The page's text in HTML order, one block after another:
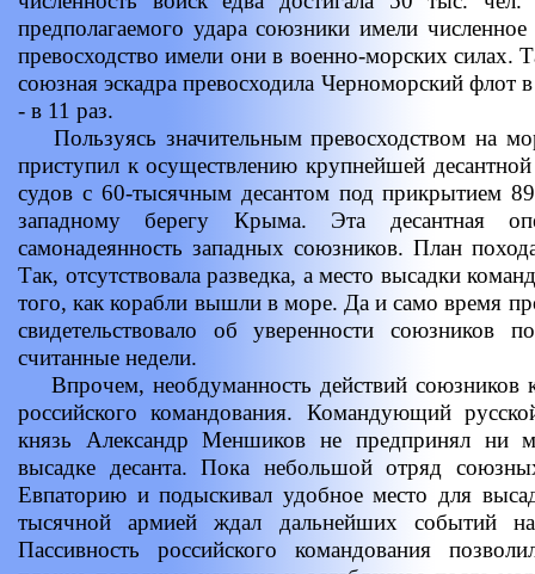
предполагаемого удара союзники имели
превосходство имели они в военно-морских силах.
союзная эскадра превосходила Черноморский флот
- в 11 раз.
Пользуясь значительным превосходством на
приступил к осуществлению крупнейшей
судов с 60-тысячным десантом под прикрытием
западному берегу Крыма. Эта десантная
самонадеянность западных союзников. План
Так, отсутствовала разведка, а место высадки
того, как корабли вышли в море. Да и само время
свидетельствовало об уверенности союзников
считанные недели.
Впрочем, необдуманность действий союзников
российского командования. Командующий
князь Александр Меншиков не предпринял ни
высадке десанта. Пока небольшой отряд
Евпаторию и подыскивал удобное место для
тысячной армией ждал дальнейших событий
Пассивность российского командования